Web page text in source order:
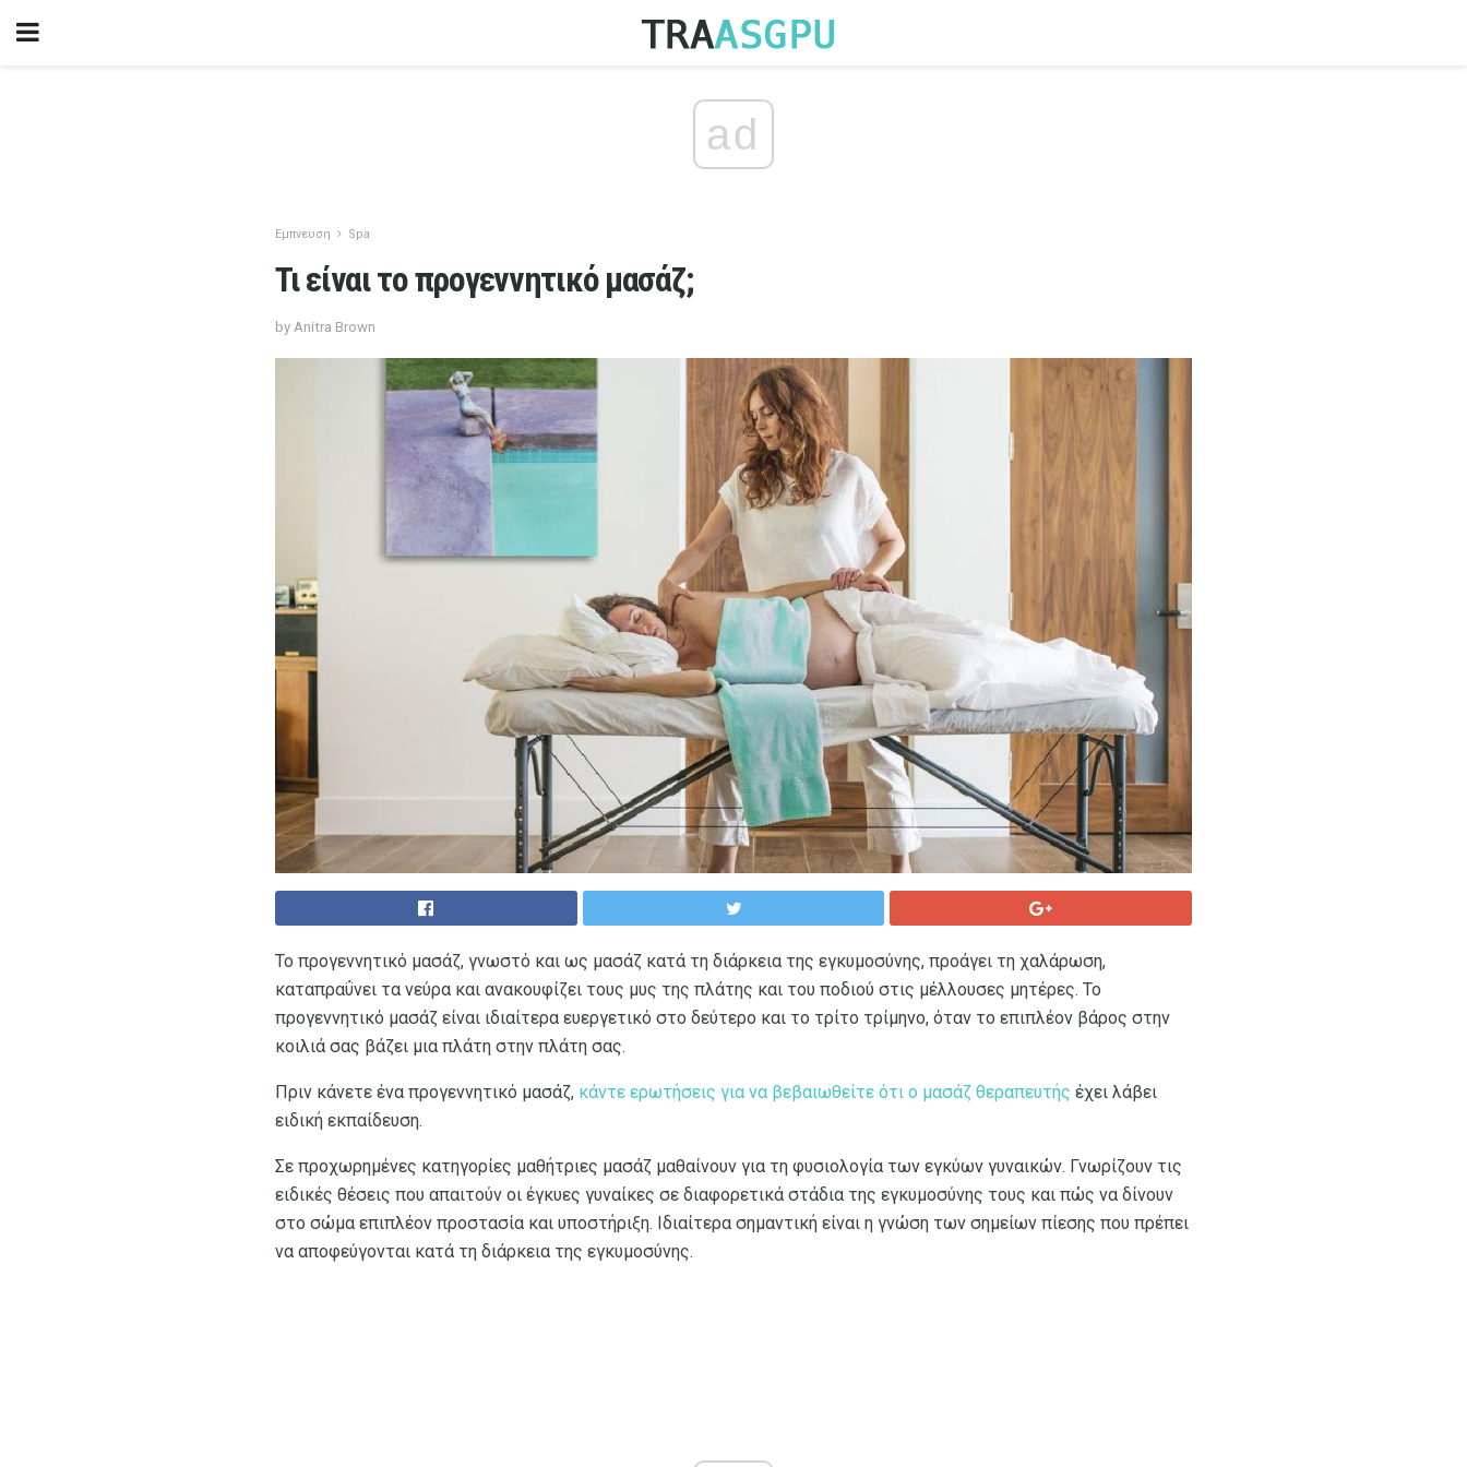
ad
Εμπνευση Spa
Τι είναι το προγεννητικό μασάζ;
by Anitra Brown
Το προγεννητικό μασάζ, γνωστό και ως μασάζ κατά τη διάρκεια της εγκυμοσύνης, προάγει τη χαλάρωση,
καταπραΰνει τα νεύρα και ανακουφίζει τους μυς της πλάτης και του ποδιού στις μέλλουσες μητέρες. Το
προγεννητικό μασάζ είναι ιδιαίτερα ευεργετικό στο δεύτερο και το τρίτο τρίμηνο, όταν το επιπλέον βάρος στην
κοιλιά σας βάζει μια πλάτη στην πλάτη σας.
Πριν κάνετε ένα προγεννητικό μασάζ, κάντε ερωτήσεις για να βεβαιωθείτε ότι ο μασάζ θεραπευτής έχει λάβει
ειδική εκπαίδευση.
Σε προχωρημένες κατηγορίες μαθήτριες μασάζ μαθαίνουν για τη φυσιολογία των εγκύων γυναικών. Γνωρίζουν τις
ειδικές θέσεις που απαιτούν οι έγκυες γυναίκες σε διαφορετικά στάδια της εγκυμοσύνης τους και πώς να δίνουν
στο σώμα επιπλέον προστασία και υποστήριξη. Ιδιαίτερα σημαντική είναι η γνώση των σημείων πίεσης που πρέπει
να αποφεύγονται κατά τη διάρκεια της εγκυμοσύνης.